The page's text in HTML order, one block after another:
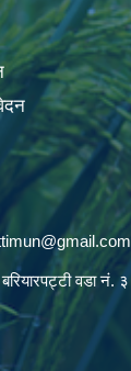
बरियारपट्टी वडा नं. ३